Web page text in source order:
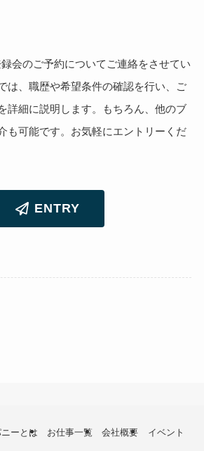
会のご予約についてご連絡をさせてい
は、職歴や希望条件の確認を行い、ご
詳細に説明します。もちろん、他のブ
も可能です。お気軽にエントリーくだ
ENTRY
ーとは お仕事一覧 会社概要 イベント